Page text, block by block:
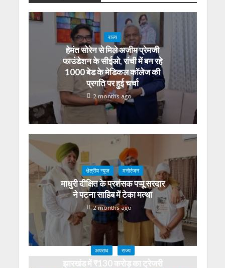
राज्य
हेमंत सोरेन से मिले अजीम प्रेमजी
फाउंडेशन के सीईओ, रांची में बन रहे
1000 बेड के मेडिकल कॉलेज की
प्रगति पर हुई चर्चा
2 months ago
क्षेत्रीय न्यूज़ मनोरंजन
माधुरी दीक्षित के प्रशंसक पप्पू सरदार
ने पटना साहिब में टेका मत्था
2 months ago
अपराध राज्य
झारखंड में ₹130 करोड़ का ट्रेजरी